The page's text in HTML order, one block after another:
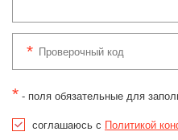
* - поля обязательные для
соглашаюсь с Политикой